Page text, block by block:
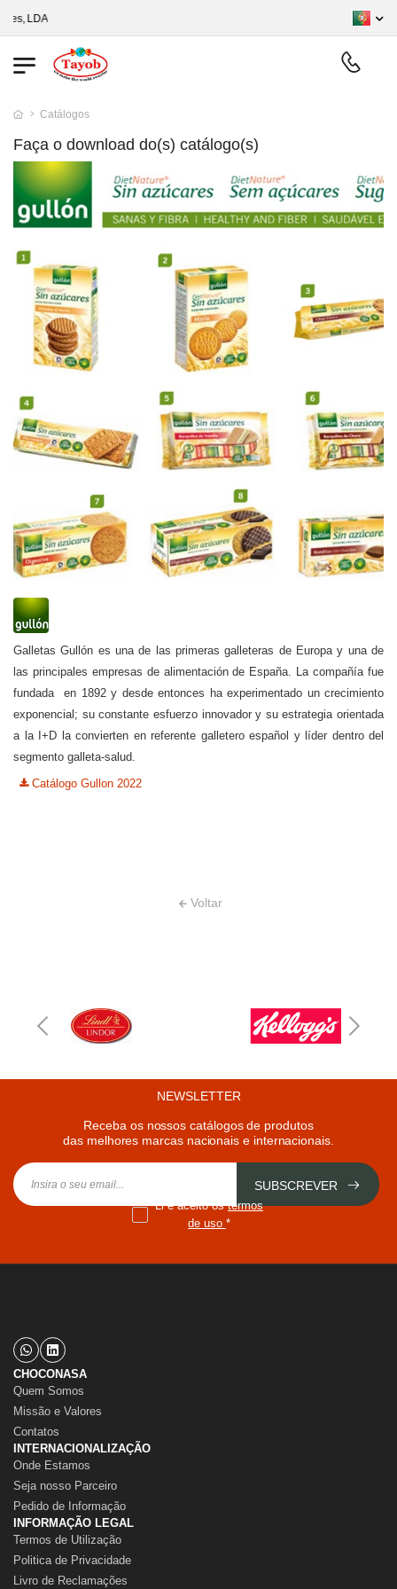
LDA
Catálogos
Faça o download do(s) catálogo(s)
Galletas Gullón es una de las primeras galleteras de Europa y una de
las principales empresas de alimentación de España. La compañía fue
fundada en 1892 y desde entonces ha experimentado un crecimiento
exponencial; su constante esfuerzo innovador y su estrategia orientada
a la I+D la convierten en referente galletero español y líder dentro del
segmento galleta-salud.
Catálogo Gullon 2022
Voltar
NEWSLETTER
Receba os nossos catálogos de produtos
das melhores marcas nacionais e internacionais.
SUBSCREVER
Li e aceito ostermos
de uso *
CHOCONASA
Quem Somos
Missão e Valores
Contatos
INTERNACIONALIZAÇÃO
Onde Estamos
Seja nosso Parceiro
Pedido de Informação
INFORMAÇÃO LEGAL
Termos de Utilização
Politica de Privacidade
Livro de Reclamações